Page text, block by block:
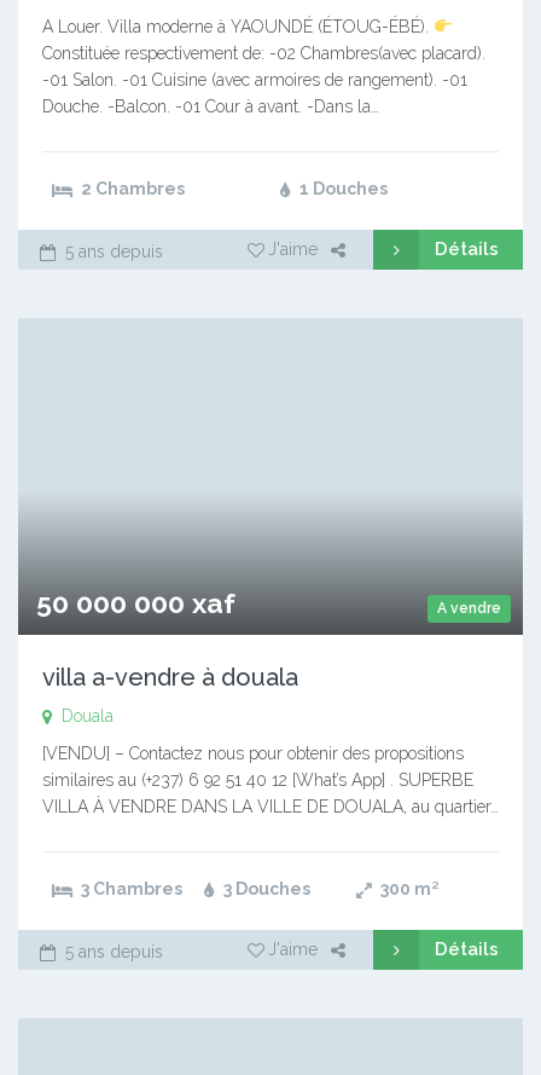
A Louer. Villa moderne à YAOUNDÉ (ÉTOUG-ÉBÉ).
Constituée respectivement de: -02 Chambres(avec placard).
-01 Salon. -01 Cuisine (avec armoires de rangement). -01
Douche. -Balcon. -01 Cour à avant. -Dans la…
2 Chambres 1 Douches
5 ans depuis J'aime Détails
A vendre
50 000 000 xaf
villa a-vendre à douala
Douala
[VENDU] – Contactez nous pour obtenir des propositions
similaires au (+237) 6 92 51 40 12 [What’s App] . SUPERBE
VILLA À VENDRE DANS LA VILLE DE DOUALA, au quartier…
3 Chambres 3 Douches 300 m²
5 ans depuis J'aime Détails